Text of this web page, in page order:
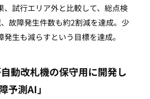
、試行エリア外と比較して、総点検
故障発生件数も約2割減を達成。少
生も減らすという目標を達成。
動改札機の保守用に開発し
予測AI」